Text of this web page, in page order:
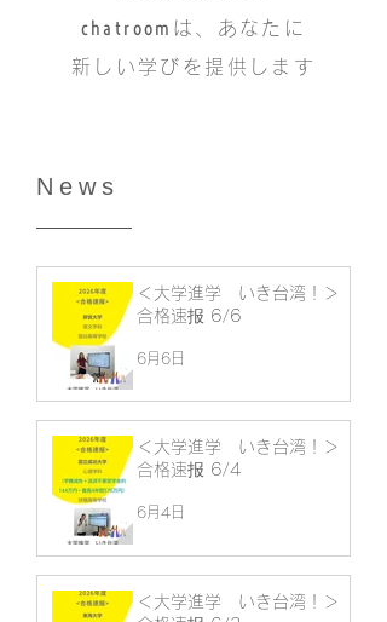
chatroom は、あなたに
新しい学びを提供します
News
＜大学進学 いき台湾！＞
合格速报 6/6
6月6日
＜大学進学 いき台湾！＞
合格速报 6/4
6月4日
＜大学進学 いき台湾！＞